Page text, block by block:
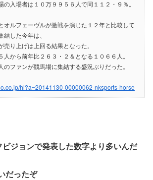
の入場者は１０万９９５６人で同１１２・９％。
オルフェーヴルが激戦を演じた１２年と比較して
した今年は、
売り上げは上回る結果となった。
から前年比２６３・２＆となる１０６６人。
ファンが競馬場に集結する盛況ぶりだった。
hl?a=20141130-00000062-nksports-horse
ジョンで発表した数字より多いんだ
だったぞ